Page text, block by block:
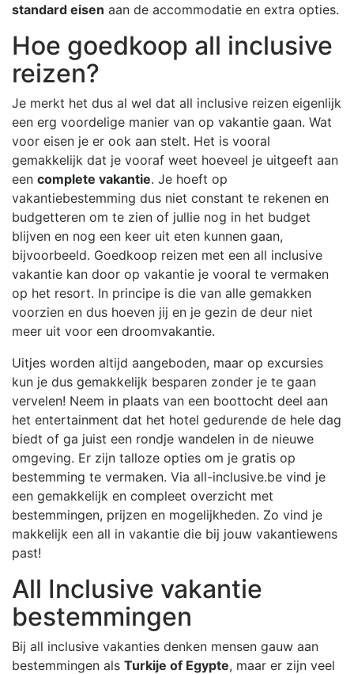
standard eisen aan de accommodatie en extra opties.
Hoe goedkoop all inclusive
reizen?
Je merkt het dus al wel dat all inclusive reizen eigenlijk
een erg voordelige manier van op vakantie gaan. Wat
voor eisen je er ook aan stelt. Het is vooral
gemakkelijk dat je vooraf weet hoeveel je uitgeeft aan
een complete vakantie. Je hoeft op
vakantiebestemming dus niet constant te rekenen en
budgetteren om te zien of jullie nog in het budget
blijven en nog een keer uit eten kunnen gaan,
bijvoorbeeld. Goedkoop reizen met een all inclusive
vakantie kan door op vakantie je vooral te vermaken
op het resort. In principe is die van alle gemakken
voorzien en dus hoeven jij en je gezin de deur niet
meer uit voor een droomvakantie.
Uitjes worden altijd aangeboden, maar op excursies
kun je dus gemakkelijk besparen zonder je te gaan
vervelen! Neem in plaats van een boottocht deel aan
het entertainment dat het hotel gedurende de hele dag
biedt of ga juist een rondje wandelen in de nieuwe
omgeving. Er zijn talloze opties om je gratis op
bestemming te vermaken. Via all-inclusive.be vind je
een gemakkelijk en compleet overzicht met
bestemmingen, prijzen en mogelijkheden. Zo vind je
makkelijk een all in vakantie die bij jouw vakantiewens
past!
All Inclusive vakantie
bestemmingen
Bij all inclusive vakanties denken mensen gauw aan
bestemmingen als Turkije of Egypte, maar er zijn veel